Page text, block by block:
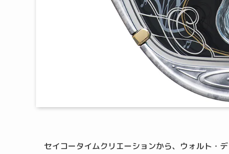
セイコータイムクリエーションから、ウォルト・